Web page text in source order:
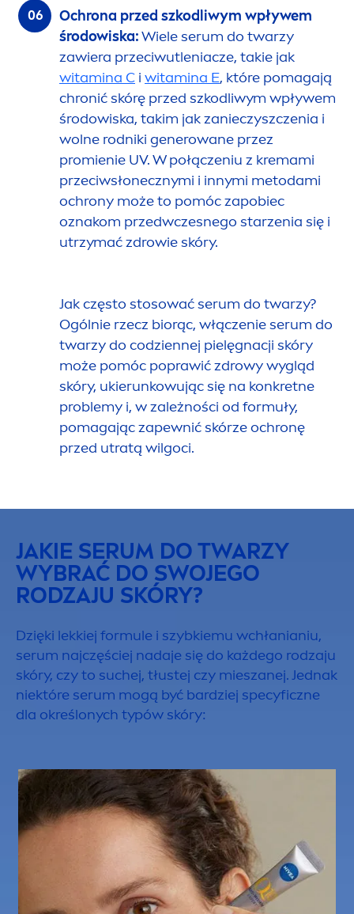
Ochrona przed szkodliwym wpływem
środowiska:Wiele serum do twarzy
zawiera przeciwutleniacze, takie jak
witamina C i witamina E, które pomagają
chronić skórę przed szkodliwym wpływem
środowiska, takim jak zanieczyszczenia i
wolne rodniki generowane przez
promienie UV. W połączeniu z kremami
przeciwsłonecznymi i innymi metodami
ochrony może to pomóc zapobiec
oznakom przedwczesnego starzenia się i
utrzymać zdrowie skóry.
Jak często stosować serum do twarzy?
Ogólnie rzecz biorąc, włączenie serum do
twarzy do codziennej pielęgnacji skóry
może pomóc poprawić zdrowy wygląd
skóry, ukierunkowując się na konkretne
problemy i, w zależności od formuły,
pomagając zapewnić skórze ochronę
przed utratą wilgoci.
JAKIE SERUM DO TWARZY
WYBRAĆ DO SWOJEGO
RODZAJU SKÓRY?
Dzięki lekkiej formule i szybkiemu wchłanianiu,
serum najczęściej nadaje się do każdego rodzaju
skóry, czy to suchej, tłustej czy mieszanej. Jednak
niektóre serum mogą być bardziej specyficzne
dla określonych typów skóry: